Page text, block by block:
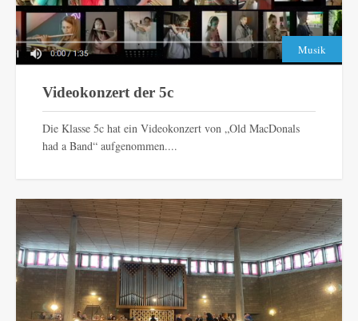
Musik
Videokonzert der 5c
Die Klasse 5c hat ein Videokonzert von „Old MacDonals
had a Band“ aufgenommen....